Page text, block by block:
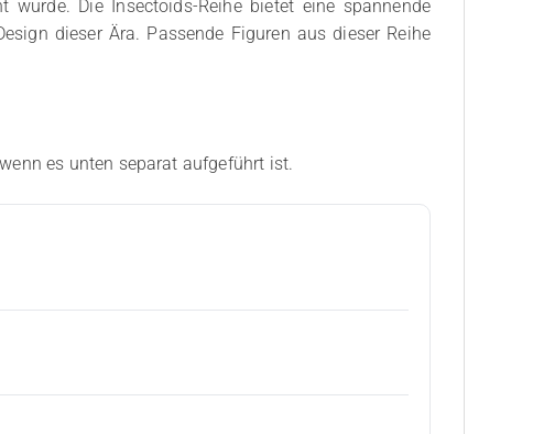
Die Insectoids-Reihe bietet eine spannende
dieser Ära. Passende Figuren aus dieser Reihe
es unten separat aufgeführt ist.